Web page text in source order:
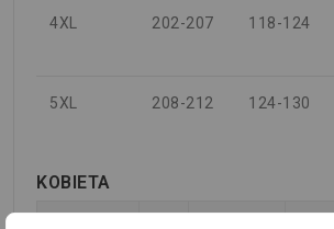
4XL 202-207 118-124
5XL 208-212 124-130
KOBIETA